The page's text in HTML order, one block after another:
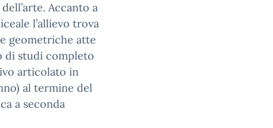
Accanto a
l’allievo trova
geometriche atte
di studi completo
articolato in
al termine del
a seconda